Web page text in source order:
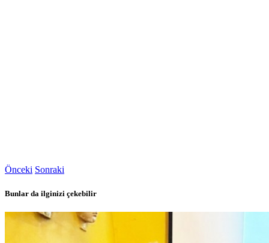
Önceki Sonraki
Bunlar da ilginizi çekebilir